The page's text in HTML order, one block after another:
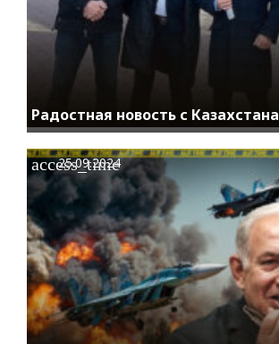
Радостная новость с Казахстана
access_time
25.09.2024